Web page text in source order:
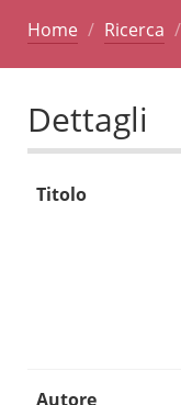
Home Ricerca
Dettagli
Titolo
Autore